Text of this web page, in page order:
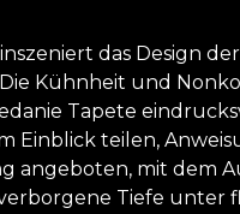
das Design
Kühnheit und
Tapete
Einblick teilen,
angeboten, mit dem
Tiefe unter